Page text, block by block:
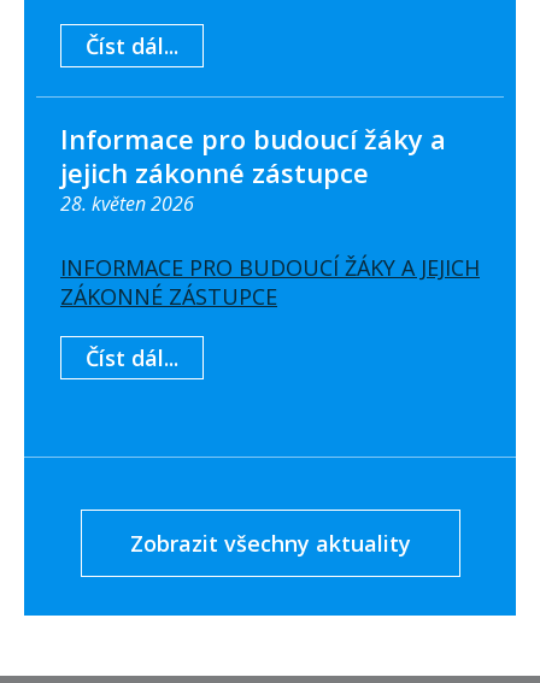
Číst dál...
Informace pro budoucí žáky a
jejich zákonné zástupce
28. květen 2026
INFORMACE PRO BUDOUCÍ ŽÁKY A JEJICH
ZÁKONNÉ ZÁSTUPCE
Číst dál...
Zobrazit všechny aktuality